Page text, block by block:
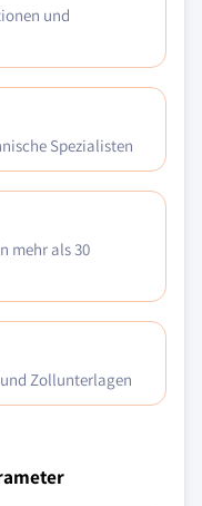
und
Spezialisten
mehr als 30
Zollunterlagen